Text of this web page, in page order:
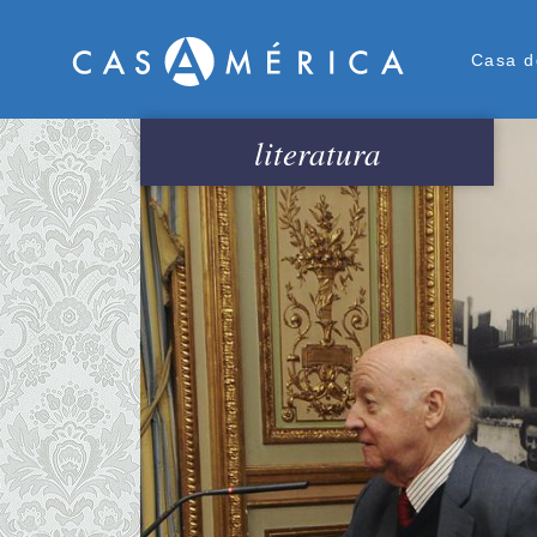
Casa
literatura